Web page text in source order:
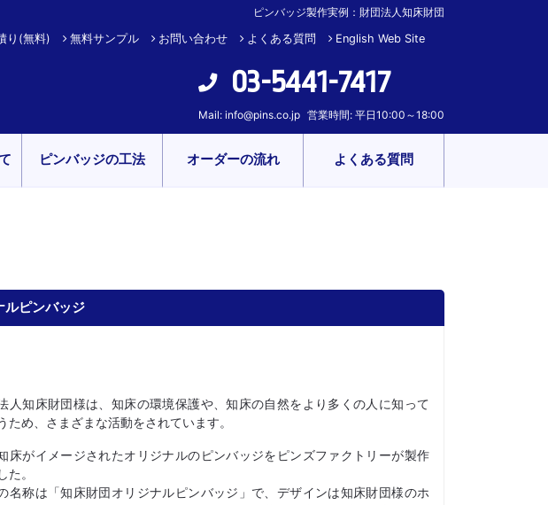
ピンバッジ製作実例：財団法人知床財団
り(無料) 無料サンプル お問い合わせ よくある質問 English Web Site
03-5441-7417
Mail: info@pins.co.jp 営業時間: 平日10:00～18:00
ピンバッジの工法 オーダーの流れ よくある質問
ルピンバッジ
人知床財団様は、知床の環境保護や、知床の自然をより多くの人に知って
ため、さまざまな活動をされています。
床がイメージされたオリジナルのピンバッジをピンズファクトリーが製作
た。
名称は「知床財団オリジナルピンバッジ」で、デザインは知床財団様のホ